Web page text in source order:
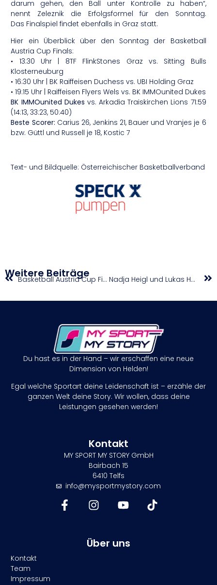
darum gehen, den Ball unter Kontrolle zu haben“,
nennt Zeleznik die Erfolgsformel für den Sonntag.
Das Finalspiel findet ebenfalls in Graz statt.
Hier ein Überblick über den Sonntag der Basketball
Austria Cup Finals:
• 13:30 Uhr | 8TF FlinkStones Graz vs. Sitting Bulls
Klosterneuburg
• 16:30 Uhr | BK Raiffeisen Duchess vs. UBI Holding Graz
• 19:15 Uhr | Raiffeisen Flyers Wels vs. BK IMMOunited Dukes
BK IMMOunited Dukes vs. Arkadia Traiskirchen Lions 71:59
(14:13, 33:23, 50:40)
Beste Scorer: Carius 26, Jenkins 21, Bauer und Vranjes je 6
bzw. Güttl und Russell je 18, Kostic 7
Text- und Bildquelle: Österreichischer Basketballverband
Weitere Beiträge Basketball Austria Cup Finals: Grazer Damen folgen Klosterneuburg ins Finale Nadja Heigl und Lukas Hatz sind die Staatsmeister im Cyclocross
Du hast es in der Hand – wir erschaffen eine neue
Dimension von Helden!
Egal welche Sportart deine Leidenschaft ist – erzähle der
ganzen Welt deine Story. Wir wollen, dass deine
Leistungen gesehen werden!
Kontakt
MY SPORT MY STORY GmbH
Bairbach 15
6410 Telfs
info@mysportmystory.com
Über uns
Kontakt
Team
Impressum